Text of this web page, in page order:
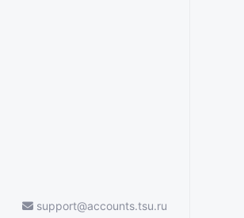
support@accounts.tsu.ru